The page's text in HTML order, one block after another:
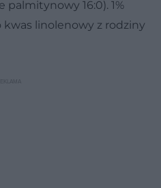
palmitynowy 16:0). 1%
kwas linolenowy z rodziny